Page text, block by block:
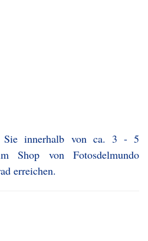
Sie innerhalb von ca. 3 - 5
Shop von Fotosdelmundo
erreichen.